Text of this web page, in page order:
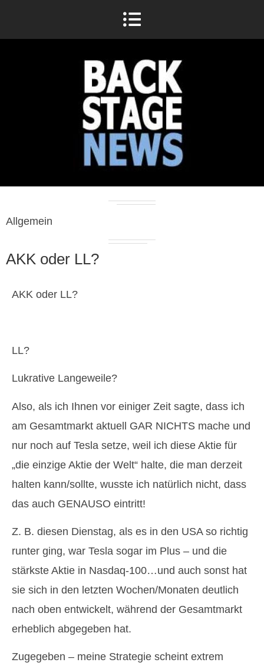
Allgemein
AKK oder LL?
AKK oder LL?
LL?
Lukrative Langeweile?
Also, als ich Ihnen vor einiger Zeit sagte, dass ich
am Gesamtmarkt aktuell GAR NICHTS mache und
nur noch auf Tesla setze, weil ich diese Aktie für
„die einzige Aktie der Welt“ halte, die man derzeit
halten kann/sollte, wusste ich natürlich nicht, dass
das auch GENAUSO eintritt!
Z. B. diesen Dienstag, als es in den USA so richtig
runter ging, war Tesla sogar im Plus – und die
stärkste Aktie in Nasdaq-100…und auch sonst hat
sie sich in den letzten Wochen/Monaten deutlich
nach oben entwickelt, während der Gesamtmarkt
erheblich abgegeben hat.
Zugegeben – meine Strategie scheint extrem